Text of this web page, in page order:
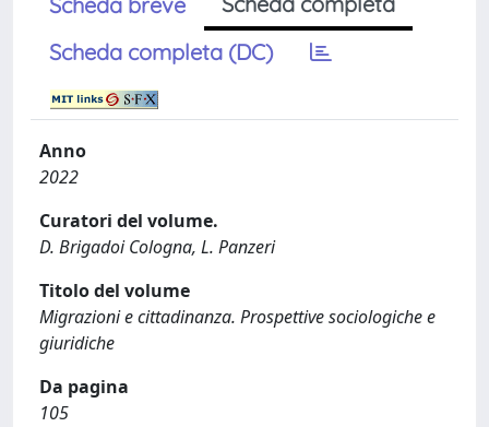
Scheda completa (DC)
Anno
2022
Curatori del volume.
D. Brigadoi Cologna, L. Panzeri
Titolo del volume
Migrazioni e cittadinanza. Prospettive sociologiche e
giuridiche
Da pagina
105